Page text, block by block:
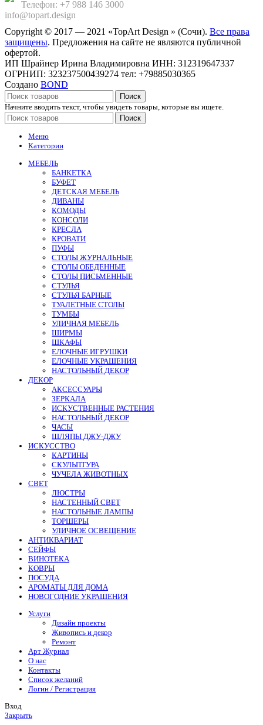
Телефон: +7 988 146 3000
info@topart.design
Copyright © 2017 — 2021 «TopArt Design » (Сочи). Все права
защищены. Предложения на сайте не являются публичной
офертой.
ИП Шрайнер Ирина Владимировна ИНН: 312319647337
ОГРНИП: 323237500439274 тел: +79885030365
Создано BOND
Поиск
Начните вводить текст, чтобы увидеть товары, которые вы ищете.
Поиск
Меню
Категории
МЕБЕЛЬ
БАНКЕТКА
БУФЕТ
ДЕТСКАЯ МЕБЕЛЬ
ДИВАНЫ
КОМОДЫ
КОНСОЛИ
КРЕСЛА
КРОВАТИ
ПУФЫ
СТОЛЫ ЖУРНАЛЬНЫЕ
СТОЛЫ ОБЕДЕННЫЕ
СТОЛЫ ПИСЬМЕННЫЕ
СТУЛЬЯ
СТУЛЬЯ БАРНЫЕ
ТУАЛЕТНЫЕ СТОЛЫ
ТУМБЫ
УЛИЧНАЯ МЕБЕЛЬ
ШИРМЫ
ШКАФЫ
ЕЛОЧНЫЕ ИГРУШКИ
ЕЛОЧНЫЕ УКРАШЕНИЯ
НАСТОЛЬНЫЙ ДЕКОР
ДЕКОР
АКСЕССУАРЫ
ЗЕРКАЛА
ИСКУСТВЕННЫЕ РАСТЕНИЯ
НАСТОЛЬНЫЙ ДЕКОР
ЧАСЫ
ШЛЯПЫ ДЖУ-ДЖУ
ИСКУССТВО
КАРТИНЫ
СКУЛЬПТУРА
ЧУЧЕЛА ЖИВОТНЫХ
СВЕТ
ЛЮСТРЫ
НАСТЕННЫЙ СВЕТ
НАСТОЛЬНЫЕ ЛАМПЫ
ТОРШЕРЫ
УЛИЧНОЕ ОСВЕЩЕНИЕ
АНТИКВАРИАТ
СЕЙФЫ
ВИНОТЕКА
КОВРЫ
ПОСУДА
АРОМАТЫ ДЛЯ ДОМА
НОВОГОДНИЕ УКРАШЕНИЯ
Услуги
Дизайн проекты
Живопись и декор
Ремонт
Арт Журнал
О нас
Контакты
Список желаний
Логин / Регистрация
Вход
Закрыть